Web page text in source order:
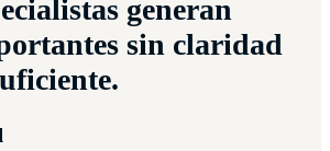
generan
sin claridad